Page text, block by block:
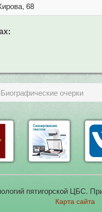
68
очерки
пятигорской ЦБС.
Карта сайта